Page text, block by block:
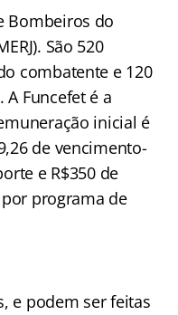
Bombeiros do
São 520
combatente e 120
Funcefet é a
inicial é
de vencimento-
e R$350 de
programa de
e podem ser feitas